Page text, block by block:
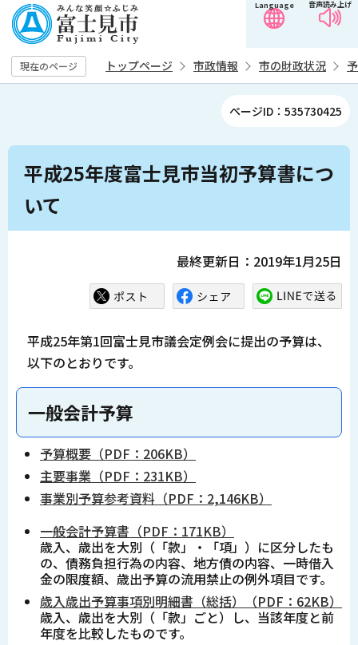
の
ペ
ー
音声読み上げ
Language
現在のページ トップページ 市政情報 市の財政状況
ページID：535730425
本
か
平成25年度富士見市当初予算書につ
いて
最終更新日：2019年1月25日
平成25年第1回富士見市議会定例会に提出の予算は、
以下のとおりです。
一般会計予算
予算概要（PDF：206KB）
主要事業（PDF：231KB）
事業別予算参考資料（PDF：2,146KB）
一般会計予算書（PDF：171KB）
歳入、歳出を大別（「款」・「項」）に区分したも
の、債務負担行為の内容、地方債の内容、一時借入
金の限度額、歳出予算の流用禁止の例外項目です。
歳入歳出予算事項別明細書（総括）（PDF：62KB）
歳入、歳出を大別（「款」ごと）し、当該年度と前
年度を比較したものです。